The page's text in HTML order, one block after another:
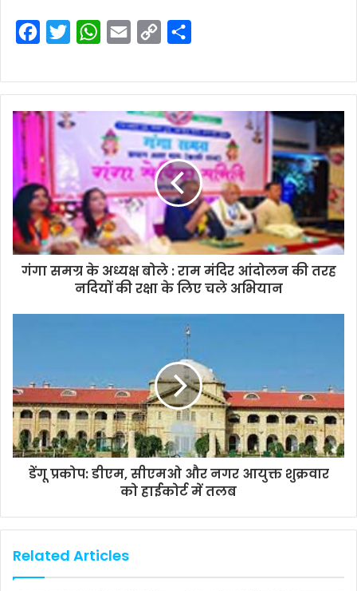
c
b
o
o
k
i
t
r
W
a
s
A
p
p
a
l
p
L
i
n
k
a
e
गंगा समग्र के अध्यक्ष बोले : राम मंदिर आंदोलन की तरह
नदियों की रक्षा के लिए चले अभियान
डेंगू प्रकोप: डीएम, सीएमओ और नगर आयुक्त शुक्रवार
को हाईकोर्ट में तलब
Related Articles